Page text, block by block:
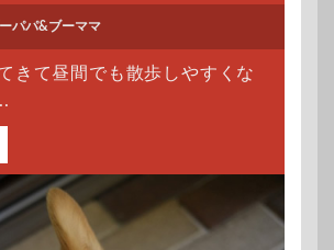
パパ&ブーママ
きて昼間でも散歩しやすくな